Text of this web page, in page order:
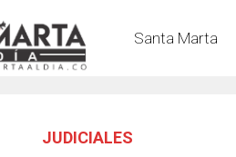
Santa Marta
JUDICIALES